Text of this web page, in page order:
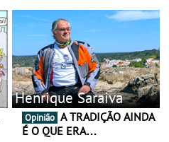
Henrique Saraiva
Opinião
É O QUE ERA…